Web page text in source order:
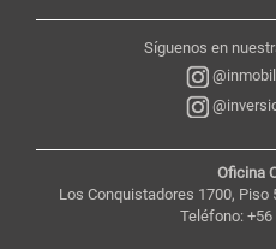
Síguenos en
Oficina
Los Conquistadores 1700, Piso
Teléfono: +56